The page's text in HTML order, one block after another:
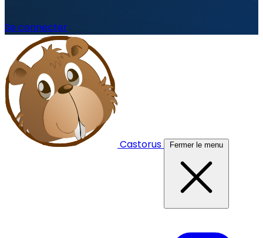
Se connecter
Castorus Fermer le menu